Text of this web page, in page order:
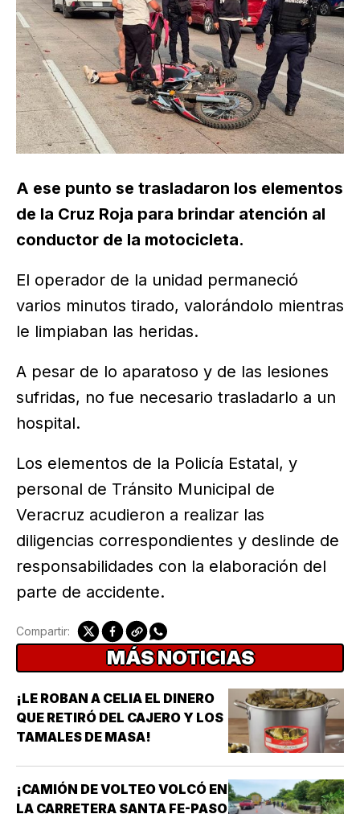
A ese punto se trasladaron los elementos
de la Cruz Roja para brindar atención al
conductor de la motocicleta.
El operador de la unidad permaneció
varios minutos tirado, valorándolo mientras
le limpiaban las heridas.
A pesar de lo aparatoso y de las lesiones
sufridas, no fue necesario trasladarlo a un
hospital.
Los elementos de la Policía Estatal, y
personal de Tránsito Municipal de
Veracruz acudieron a realizar las
diligencias correspondientes y deslinde de
responsabilidades con la elaboración del
parte de accidente.
Compartir:
MÁS NOTICIAS
¡LE ROBAN A CELIA EL DINERO
QUE RETIRÓ DEL CAJERO Y LOS
TAMALES DE MASA!
¡CAMIÓN DE VOLTEO VOLCÓ EN
LA CARRETERA SANTA FE-PASO